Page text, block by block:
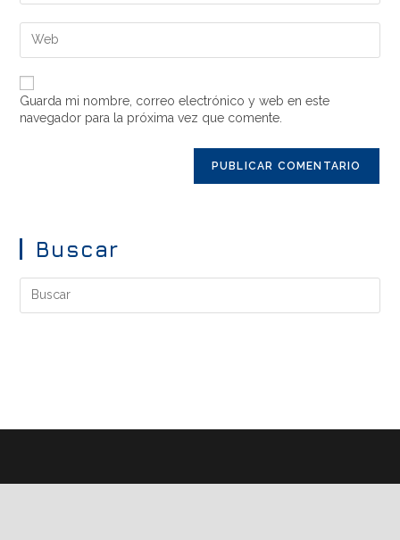
Guarda mi nombre, correo electrónico y web en este
navegador para la próxima vez que comente.
Buscar